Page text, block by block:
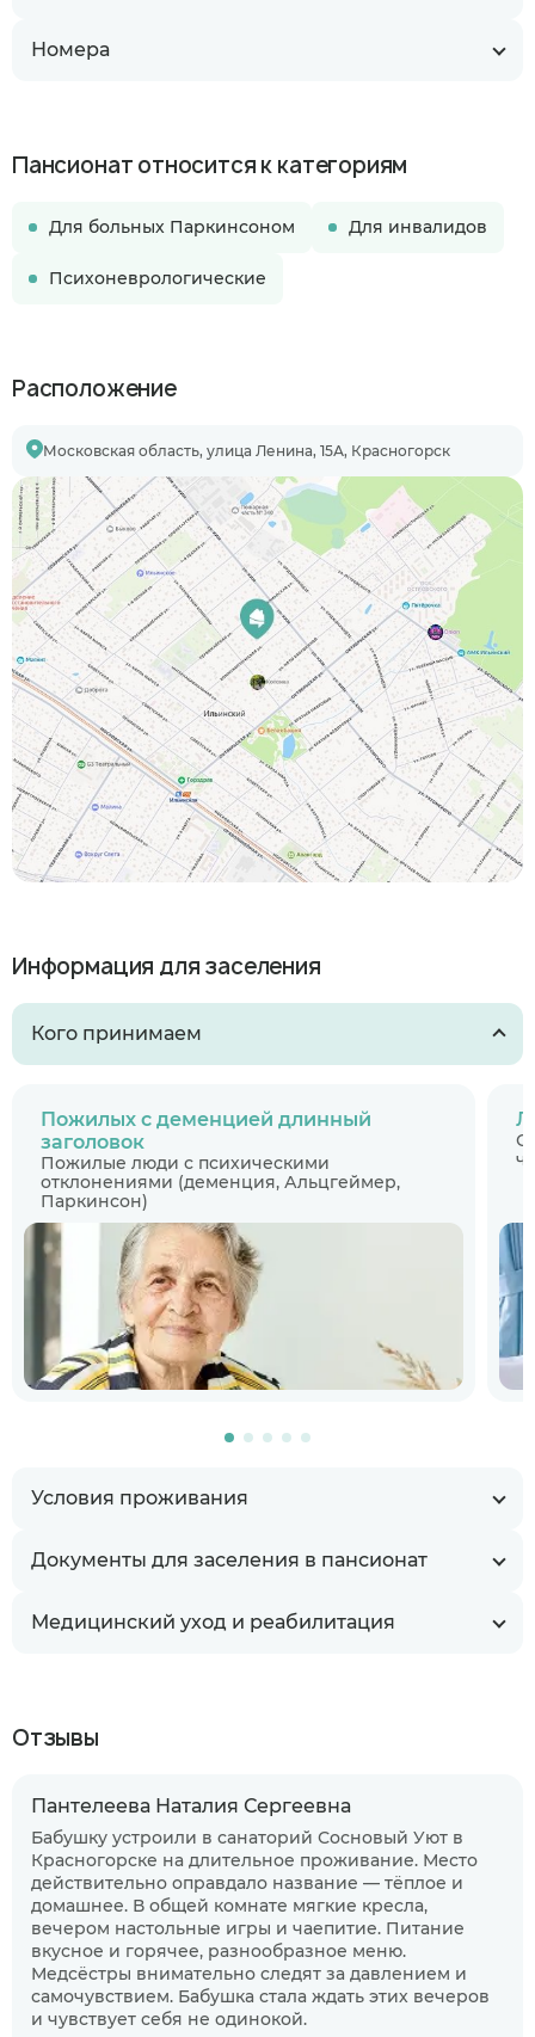
Номера
Пансионат относится к категориям
Для больных Паркинсоном Для инвалидов
Психоневрологические
Расположение
Московская область, улица Ленина, 15А, Красногорск
Информация для заселения
Кого принимаем
Условия проживания
Документы для заселения в пансионат
Медицинский уход и реабилитация
Пожилых с деменцией длинный
заголовок
Пожилые люди с психическими
отклонениями (деменция, Альцгеймер,
Паркинсон)
Отзывы
Пантелеева Наталия Сергеевна
Бабушку устроили в санаторий Сосновый Уют в
Красногорске на длительное проживание. Место
действительно оправдало название — тёплое и
домашнее. В общей комнате мягкие кресла,
вечером настольные игры и чаепитие. Питание
вкусное и горячее, разнообразное меню.
Медсёстры внимательно следят за давлением и
самочувствием. Бабушка стала ждать этих вечеров
и чувствует себя не одинокой.
Когда планируете размещение в